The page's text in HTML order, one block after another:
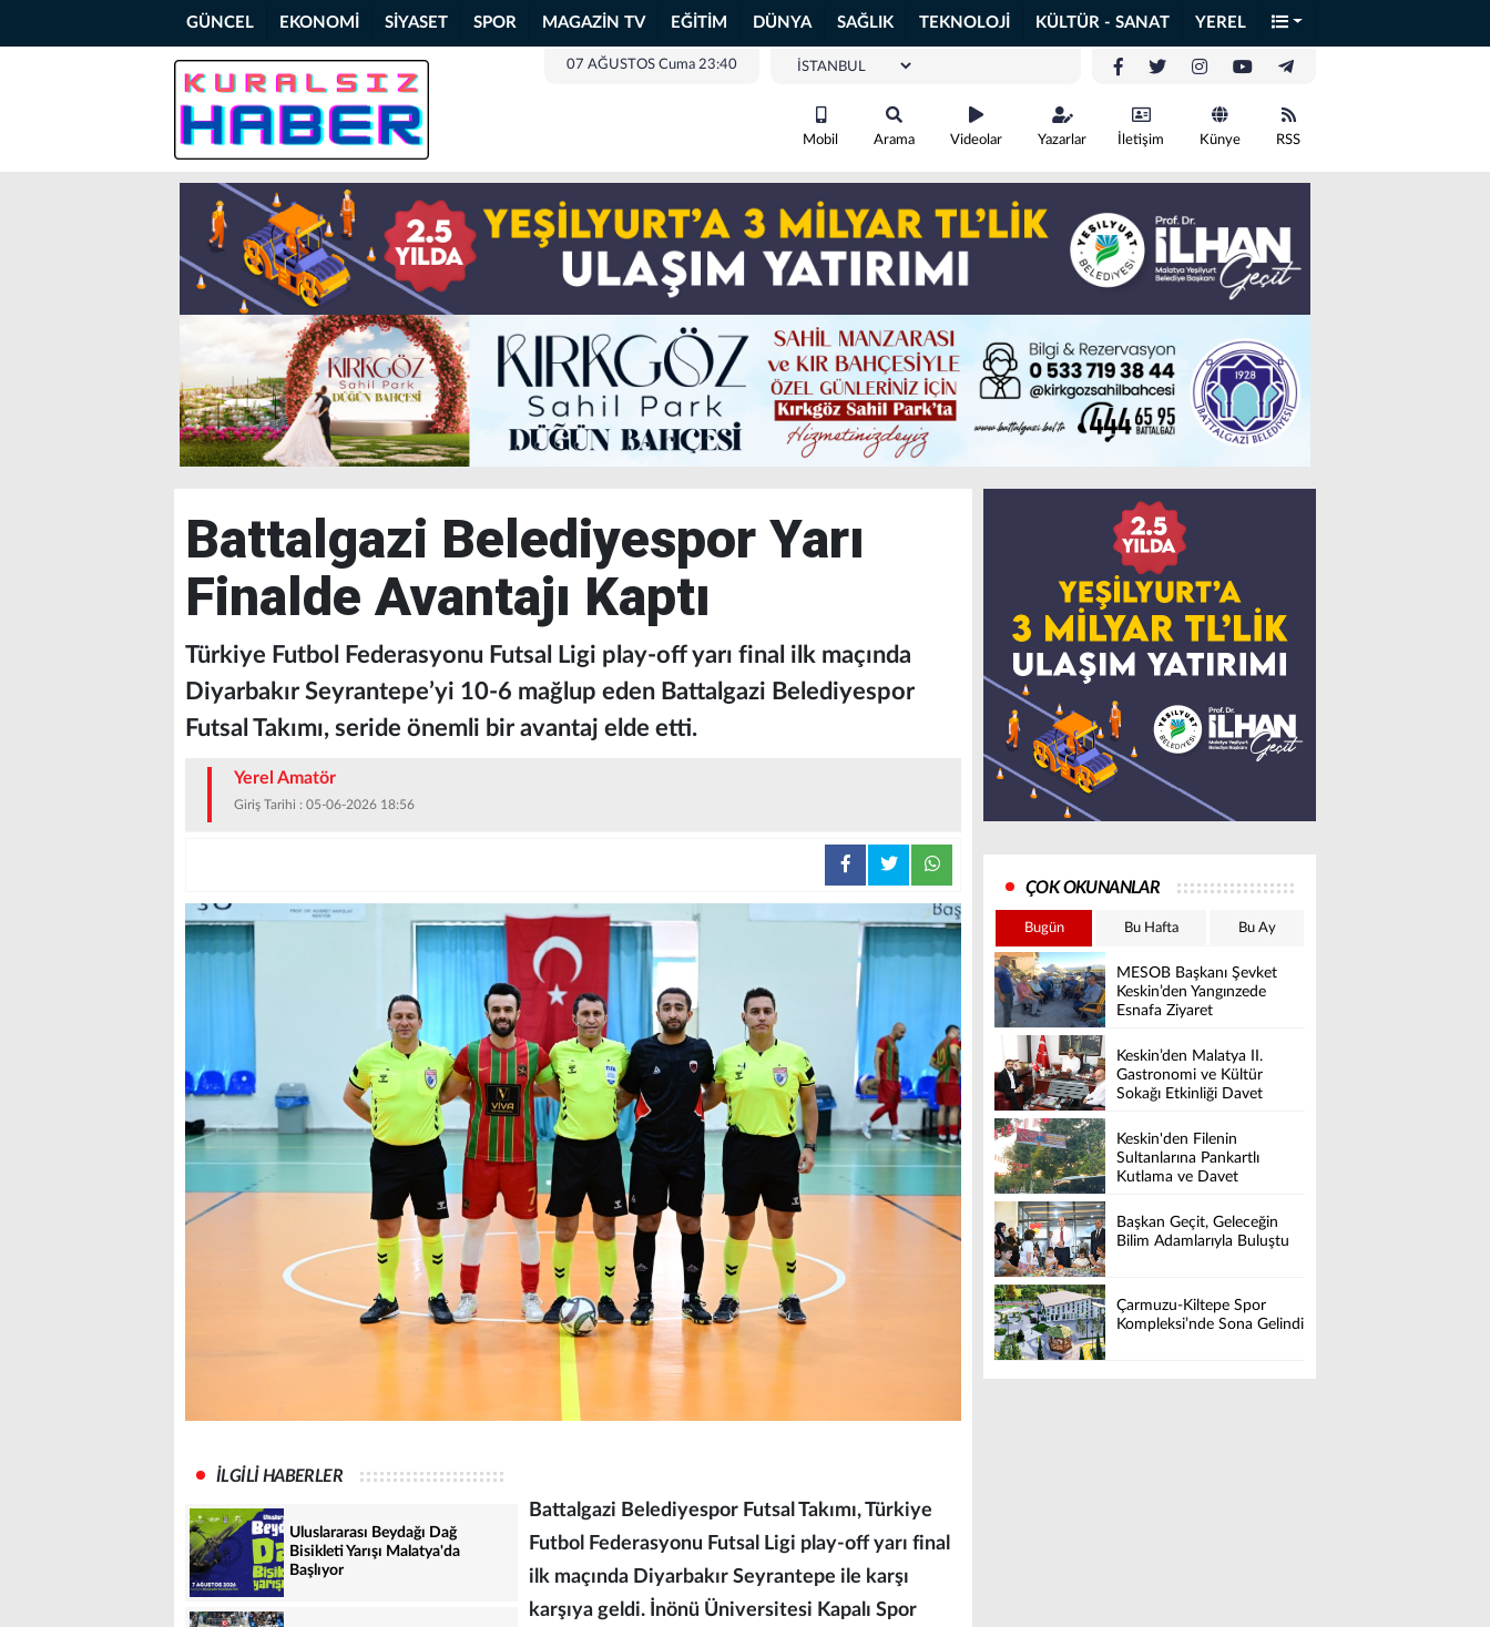
GÜNCEL EKONOMİ SİYASET SPOR MAGAZİN TV EĞİTİM DÜNYA SAĞLIK TEKNOLOJİ KÜLTÜR - SANAT YEREL
07 AĞUSTOS Cuma 23:40
Mobil Arama Videolar Yazarlar İletişim Künye RSS
Battalgazi Belediyespor Yarı
Finalde Avantajı Kaptı
Türkiye Futbol Federasyonu Futsal Ligi play-off yarı final ilk maçında
Diyarbakır Seyrantepe’yi 10-6 mağlup eden Battalgazi Belediyespor
Futsal Takımı, seride önemli bir avantaj elde etti.
Yerel Amatör
Giriş Tarihi : 05-06-2026 18:56
İLGİLİ HABERLER
Uluslararası Beydağı Dağ
Bisikleti Yarışı Malatya'da
Başlıyor
Battalgazi Belediyespor Futsal Takımı, Türkiye
Futbol Federasyonu Futsal Ligi play-off yarı final
ilk maçında Diyarbakır Seyrantepe ile karşı
karşıya geldi. İnönü Üniversitesi Kapalı Spor
ÇOK OKUNANLAR
Bugün Bu Hafta Bu Ay
MESOB Başkanı Şevket
Keskin’den Yangınzede
Esnafa Ziyaret
Keskin’den Malatya II.
Gastronomi ve Kültür
Sokağı Etkinliği Davet
Keskin'den Filenin
Sultanlarına Pankartlı
Kutlama ve Davet
Başkan Geçit, Geleceğin
Bilim Adamlarıyla Buluştu
Çarmuzu-Kiltepe Spor
Kompleksi’nde Sona Gelindi